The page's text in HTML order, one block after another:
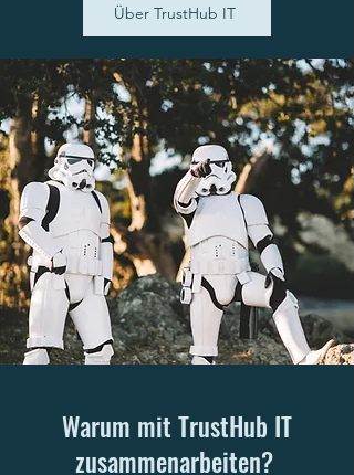
Über TrustHub IT
Warum mit TrustHub IT
zusammenarbeiten?